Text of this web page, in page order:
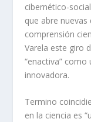
cibernético-
que abre
comprensión
Varela este giro
“enactiva”
innovadora.
Termino
en la ciencia es